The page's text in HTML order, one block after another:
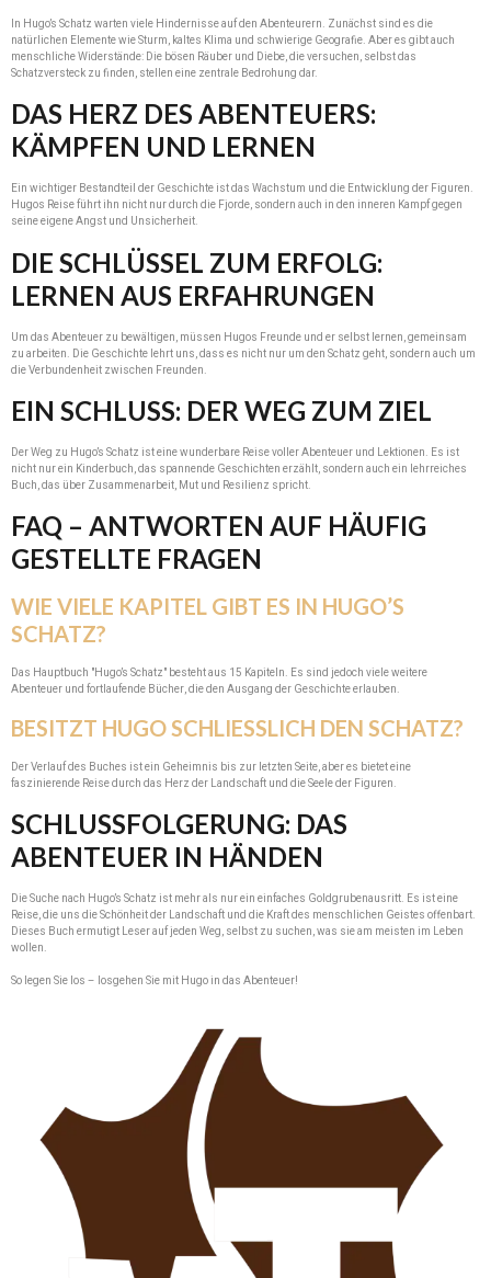
In Hugo’s Schatz warten viele Hindernisse auf den Abenteurern. Zunächst sind es die
natürlichen Elemente wie Sturm, kaltes Klima und schwierige Geografie. Aber es gibt auch
menschliche Widerstände: Die bösen Räuber und Diebe, die versuchen, selbst das
Schatzversteck zu finden, stellen eine zentrale Bedrohung dar.
DAS HERZ DES ABENTEUERS:
KÄMPFEN UND LERNEN
Ein wichtiger Bestandteil der Geschichte ist das Wachstum und die Entwicklung der Figuren.
Hugos Reise führt ihn nicht nur durch die Fjorde, sondern auch in den inneren Kampf gegen
seine eigene Angst und Unsicherheit.
DIE SCHLÜSSEL ZUM ERFOLG:
LERNEN AUS ERFAHRUNGEN
Um das Abenteuer zu bewältigen, müssen Hugos Freunde und er selbst lernen, gemeinsam
zu arbeiten. Die Geschichte lehrt uns, dass es nicht nur um den Schatz geht, sondern auch um
die Verbundenheit zwischen Freunden.
EIN SCHLUSS: DER WEG ZUM ZIEL
Der Weg zu Hugo’s Schatz ist eine wunderbare Reise voller Abenteuer und Lektionen. Es ist
nicht nur ein Kinderbuch, das spannende Geschichten erzählt, sondern auch ein lehrreiches
Buch, das über Zusammenarbeit, Mut und Resilienz spricht.
FAQ – ANTWORTEN AUF HÄUFIG
GESTELLTE FRAGEN
WIE VIELE KAPITEL GIBT ES IN HUGO’S
SCHATZ?
Das Hauptbuch "Hugo’s Schatz" besteht aus 15 Kapiteln. Es sind jedoch viele weitere
Abenteuer und fortlaufende Bücher, die den Ausgang der Geschichte erlauben.
BESITZT HUGO SCHLIESSLICH DEN SCHATZ?
Der Verlauf des Buches ist ein Geheimnis bis zur letzten Seite, aber es bietet eine
faszinierende Reise durch das Herz der Landschaft und die Seele der Figuren.
SCHLUSSFOLGERUNG: DAS
ABENTEUER IN HÄNDEN
Die Suche nach Hugo’s Schatz ist mehr als nur ein einfaches Goldgrubenausritt. Es ist eine
Reise, die uns die Schönheit der Landschaft und die Kraft des menschlichen Geistes offenbart.
Dieses Buch ermutigt Leser auf jeden Weg, selbst zu suchen, was sie am meisten im Leben
wollen.
So legen Sie los – losgehen Sie mit Hugo in das Abenteuer!